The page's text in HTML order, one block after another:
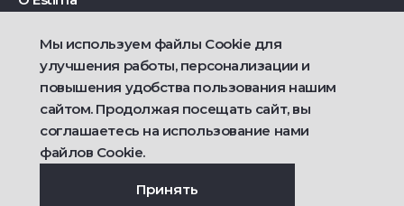
Дизайнерам
Фирменные салоны
2021 — 2026 © Estima
Политика конфиденциальности
Договор публичной оферты о продаже товаров
Ametist IT
Мы используем файлы Cookie для
улучшения работы, персонализации и
повышения удобства пользования нашим
сайтом. Продолжая посещать сайт, вы
соглашаетесь на использование нами
файлов Cookie.
Принять